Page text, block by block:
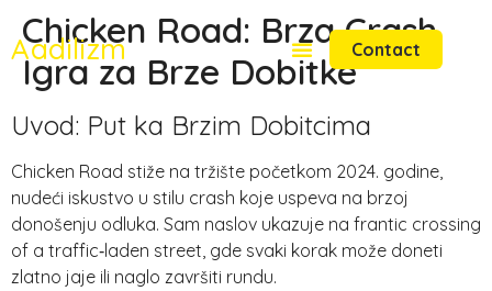
Aadilizm Contact
Chicken Road: Brza Crash
Igra za Brze Dobitke
Uvod: Put ka Brzim Dobitcima
Chicken Road stiže na tržište početkom 2024. godine,
nudeći iskustvo u stilu crash koje uspeva na brzoj
donošenju odluka. Sam naslov ukazuje na frantic crossing
of a traffic‑laden street, gde svaki korak može doneti
zlatno jaje ili naglo završiti rundu.